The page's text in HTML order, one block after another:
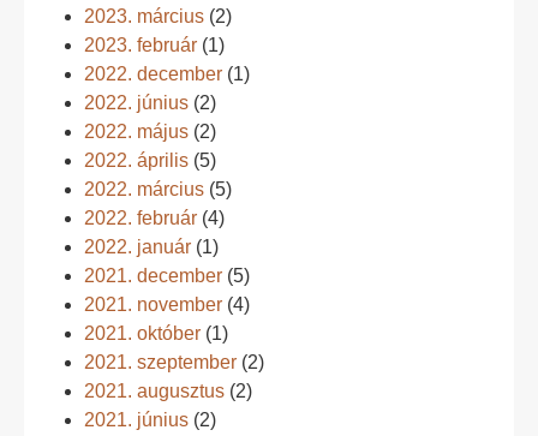
2023. március (2)
2023. február (1)
2022. december (1)
2022. június (2)
2022. május (2)
2022. április (5)
2022. március (5)
2022. február (4)
2022. január (1)
2021. december (5)
2021. november (4)
2021. október (1)
2021. szeptember (2)
2021. augusztus (2)
2021. június (2)